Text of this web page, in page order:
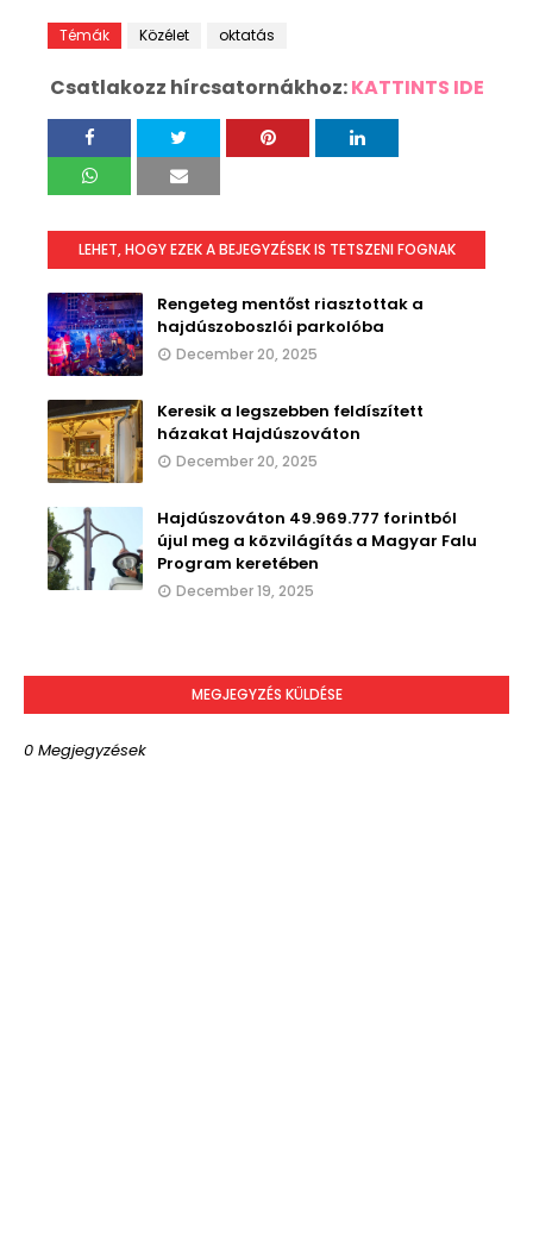
Témák Közélet oktatás
Csatlakozz hírcsatornákhoz:KATTINTS IDE
LEHET, HOGY EZEK A BEJEGYZÉSEK IS TETSZENI FOGNAK
Rengeteg mentőst riasztottak a
hajdúszoboszlói parkolóba
December 20, 2025
Keresik a legszebben feldíszített
házakat Hajdúszováton
December 20, 2025
Hajdúszováton 49.969.777 forintból
újul meg a közvilágítás a Magyar Falu
Program keretében
December 19, 2025
MEGJEGYZÉS KÜLDÉSE
0 Megjegyzések